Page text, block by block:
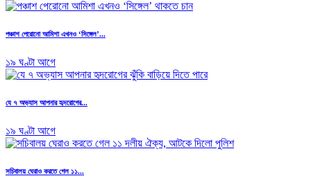
পঞ্চাশ পেরোনো আমিশা এখনও ‘সিঙ্গেল’...
১৯ ঘণ্টা আগে
যে ৭ অভ্যাস আপনার হৃদরোগের...
১৯ ঘণ্টা আগে
সচিবালয় ঘেরাও করতে গেল ১১...